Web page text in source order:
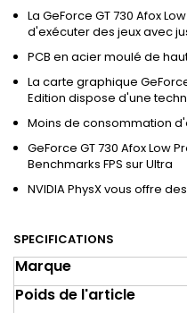
La GeForce GT 730 Afox
d'exécuter des jeux avec
PCB en acier moulé de
La carte graphique
Edition dispose d'une
Moins de consommation
GeForce GT 730 Afox Low
Benchmarks FPS sur Ultra
NVIDIA PhysX vous offre
SPECIFICATIONS
Marque
Poids de l'article